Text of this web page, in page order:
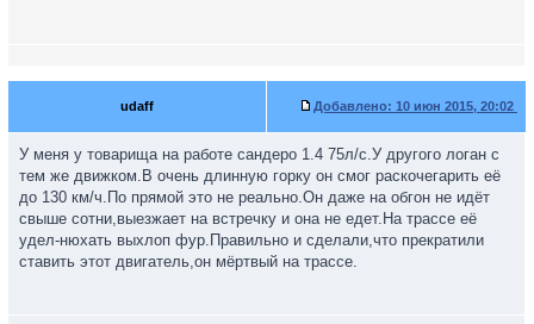
udaff Добавлено: 10 июн 2015, 20:02
У меня у товарища на работе сандеро 1.4 75л/с.У другого логан с
тем же движком.В очень длинную горку он смог раскочегарить её
до 130 км/ч.По прямой это не реально.Он даже на обгон не идёт
свыше сотни,выезжает на встречку и она не едет.На трассе её
удел-нюхать выхлоп фур.Правильно и сделали,что прекратили
ставить этот двигатель,он мёртвый на трассе.